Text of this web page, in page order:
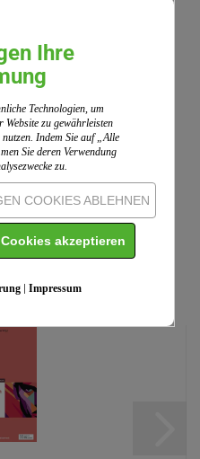
bewertet.
Dienstleister
ShopVote hat
dass es
handelt.Mehr
IHRE MEINUNG
wir Ihnen:
Ihre
Technologien, um
zu gewährleisten
Indem Sie auf „Alle
Sie deren Verwendung
zu.
COOKIES ABLEHNEN
akzeptieren
| Impressum